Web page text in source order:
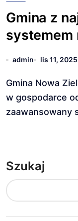
Gmina z
systemem
admin lis 11, 2025
Gmina Nowa Zielina wyznacza nowe standardy
w gospodarce
zaawansowany
Szukaj